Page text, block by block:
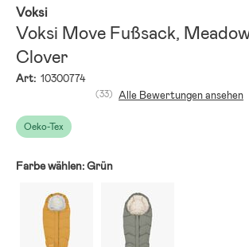
Voksi
Voksi Move Fußsack,
Clover
Art: 10300774
Oeko-Tex
(33) Alle Bewertungen ansehen
Farbe wählen:Grün